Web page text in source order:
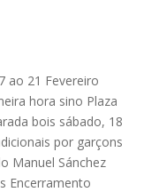
ao 21 Fevereiro
hora sino Plaza
bois sábado, 18
por garçons
Manuel Sánchez
Encerramento